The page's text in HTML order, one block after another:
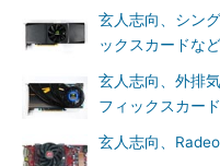
玄人志向、シン
ックスカードなど
玄人志向、外排
フィックスカー
玄人志向、